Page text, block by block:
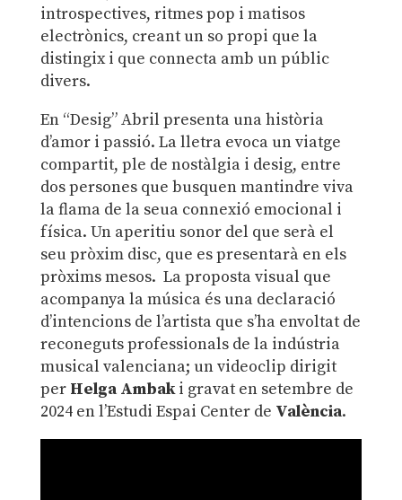
introspectives, ritmes pop i matisos
electrònics, creant un so propi que la
distingix i que connecta amb un públic
divers.
En “Desig” Abril presenta una història
d’amor i passió. La lletra evoca un viatge
compartit, ple de nostàlgia i desig, entre
dos persones que busquen mantindre viva
la flama de la seua connexió emocional i
física. Un aperitiu sonor del que serà el
seu pròxim disc, que es presentarà en els
pròxims mesos. La proposta visual que
acompanya la música és una declaració
d’intencions de l’artista que s’ha envoltat de
reconeguts professionals de la indústria
musical valenciana; un videoclip dirigit
per Helga Ambaki gravat en setembre de
2024 en l’Estudi Espai Center de València.